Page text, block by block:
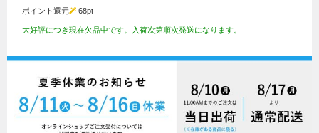
ポイント還元 68pt
大好評につき現在欠品中です。入荷次第順次発送になります。